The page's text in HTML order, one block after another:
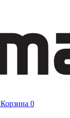
Корзина 0